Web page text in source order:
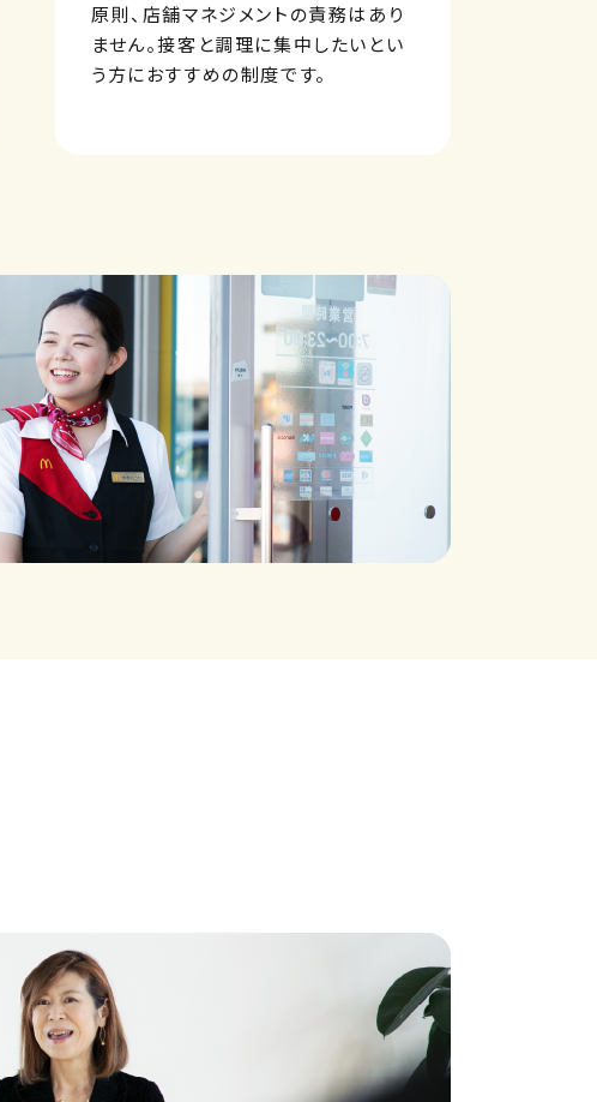
原則、店舗マネジメントの責務はあり
ません。接客と調理に集中したいとい
う方におすすめの制度です。